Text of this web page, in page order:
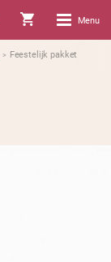
Menu
> Feestelijk pakket